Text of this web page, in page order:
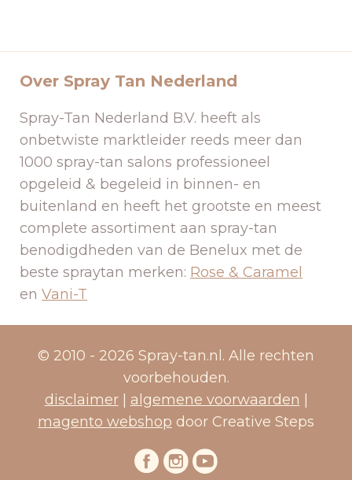
Over Spray Tan Nederland
Spray-Tan Nederland B.V. heeft als
onbetwiste marktleider reeds meer dan
1000 spray-tan salons professioneel
opgeleid & begeleid in binnen- en
buitenland en heeft het grootste en meest
complete assortiment aan spray-tan
benodigdheden van de Benelux met de
beste spraytan merken: Rose & Caramel
en Vani-T
© 2010 - 2026 Spray-tan.nl. Alle rechten
voorbehouden.
disclaimer| algemene voorwaarden
magento webshop door Creative Steps